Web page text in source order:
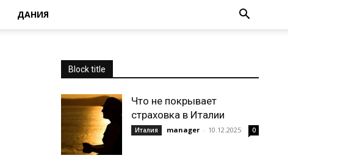
ДАНИЯ
Block title
Что не покрывает
страховка в Италии
Италия manager - 10.12.2025 0